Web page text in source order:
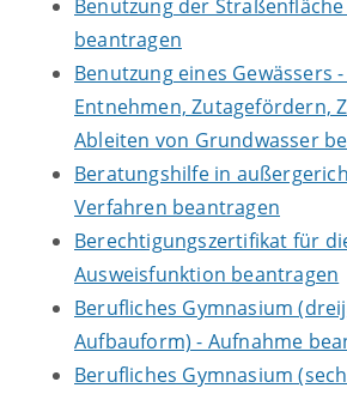
Benutzung der
beantragen
Benutzung eines Gewässers
Entnehmen, Zutagefördern,
Ableiten von Grundwasser
Beratungshilfe in
Verfahren beantragen
Berechtigungszertifikat für
Ausweisfunktion beantragen
Berufliches Gymnasium
Aufbauform) - Aufnahme
Berufliches Gymnasium